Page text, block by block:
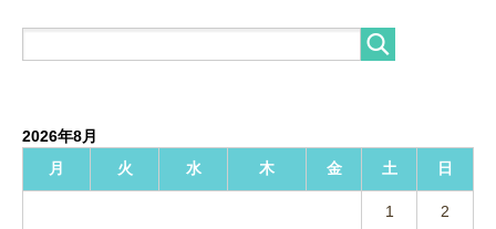
2026年8月
月
火 水 木 金 土 日
1 2